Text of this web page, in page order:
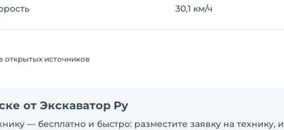
30,1 км/ч
открытых источников
от Экскаватор Ру
— бесплатно и быстро: разместите заявку на технику, и